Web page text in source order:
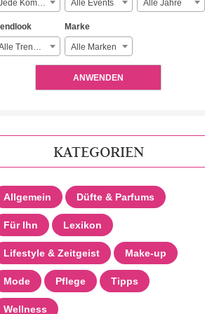
Jede Komplexität Alle Events Alle Jahre
Alle Trendlooks
Marke
Alle Marken
ANWENDEN
KATEGORIEN
Allgemein Düfte & Parfums
Für Ihn Lexikon
Lifestyle & Zeitgeist Make-up
Mode Pflege Tipps
Wellness